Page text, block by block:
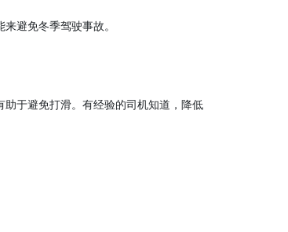
避免冬季驾驶事故。
于避免打滑。有经验的司机知道，降低